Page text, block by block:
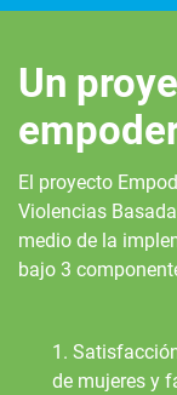
Un
El proyecto
Violencias
medio de la
bajo 3
1.
de mujeres y